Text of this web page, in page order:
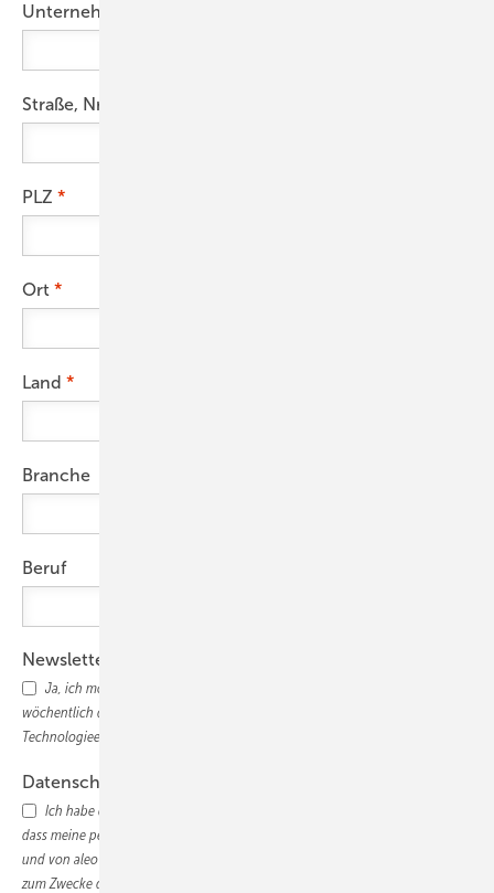
Unternehmen
Straße, Nr.
PLZ
Ort
Land
Branche
Beruf
Newsletter
Ja, ich möchte den photovoltaik-Newsletter abonnieren und 2x
wöchentlich die wichtigsten Nachrichten, Marktupdates und
Technologieentwicklungen für den PV-Profi erhalten.
Datenschutz
Ich habe die
dass meine persönlichen Daten vom Alfons W. Gentner Verlag GmbH & Co. KG
und von aleo solar GmbH, Marius-Eriksen-Str. 1, 17291 Prenzlau, Deutschland,
zum Zwecke der Teilnahme an der Informationskampagne elektronisch